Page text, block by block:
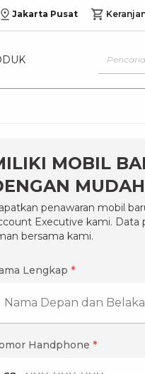
Jakarta Pusat
MOBIL
MUDAH
penawaran mobil
Executive kami. Data
bersama kami.
Lengkap *
Handphone *